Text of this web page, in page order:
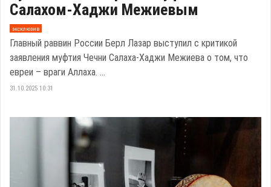
Салахом-Хаджи Межиевым
эксклюзив
Главный раввин России Берл Лазар выступил с критикой
заявления муфтия Чечни Салаха-Хаджи Межиева о том, что
евреи – враги Аллаха. ...
31.10.2025 10:31